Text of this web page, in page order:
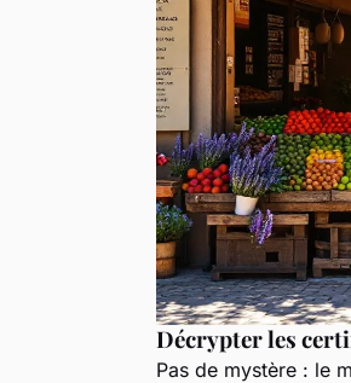
Décrypter les
Pas de mystère : le